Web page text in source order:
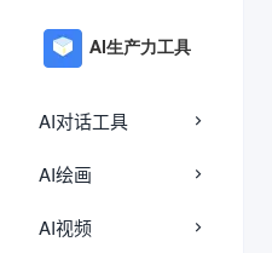
AI对话工具
AI绘画
AI视频